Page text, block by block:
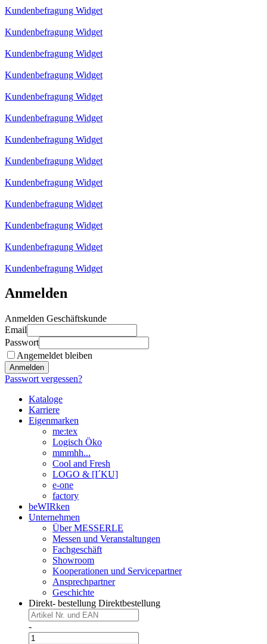
Kundenbefragung Widget
Kundenbefragung Widget
Kundenbefragung Widget
Kundenbefragung Widget
Kundenbefragung Widget
Kundenbefragung Widget
Kundenbefragung Widget
Kundenbefragung Widget
Kundenbefragung Widget
Kundenbefragung Widget
Kundenbefragung Widget
Kundenbefragung Widget
Kundenbefragung Widget
Anmelden
Anmelden Geschäftskunde
Email
Passwort
Angemeldet bleiben
Anmelden
Passwort vergessen?
Kataloge
Karriere
Eigenmarken
me:tex
Logisch Öko
mmmhh...
Cool and Fresh
LOGO & [I´KU]
e-one
factory
beWIRken
Unternehmen
Über MESSERLE
Messen und Veranstaltungen
Fachgeschäft
Showroom
Kooperationen und Servicepartner
Ansprechpartner
Geschichte
Direkt- bestellung Direktbestellung
-